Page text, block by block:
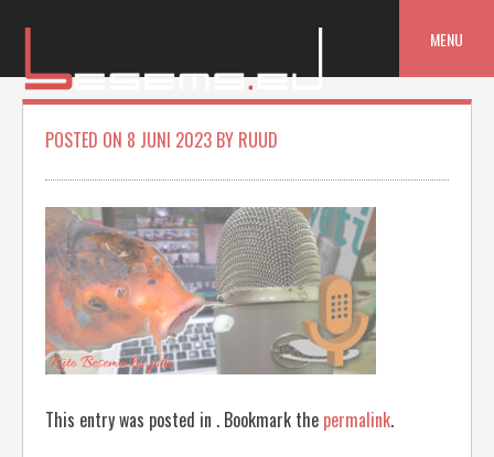
MENU
POSTED ON 8 JUNI 2023 BY RUUD
This entry was posted in . Bookmark the permalink.